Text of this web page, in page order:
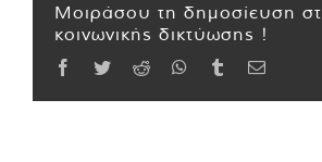
Μοιράσου τη δημοσίευση
κοινωνικής δικτύωσης !
Facebook
TwitterReddit WhatsApp
TumblrEmail